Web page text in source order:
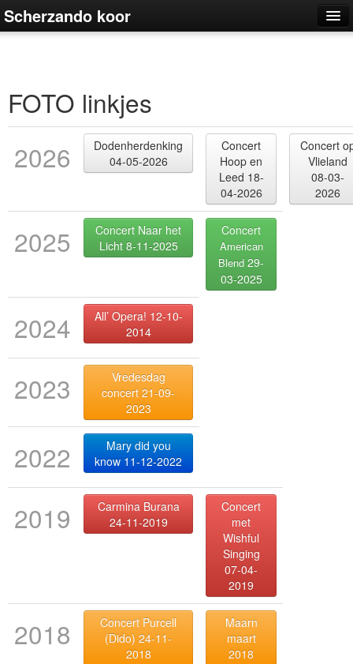
Scherzando koor
Dirigent
Het koor
FOTO linkjes
2026
Dodenherdenking
04-05-2026
Concert
Hoop en
Leed 18-
04-2026
Concert
Vlieland
08-03-
2026
2025
Concert Naar het
Licht 8-11-2025
Concert
American
Blend 29-
03-2025
2024
All’ Opera! 12-10-
2014
2023
Vredesdag
concert 21-09-
2023
2022
Mary did you
know 11-12-2022
2019
Carmina Burana
24-11-2019
Concert
met
Wishful
Singing
07-04-
2019
2018
Concert Purcell
(Dido) 24-11-
2018
Maarn
maart
2018